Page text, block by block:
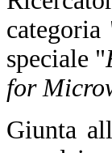
categoria
speciale "
for
Giunta